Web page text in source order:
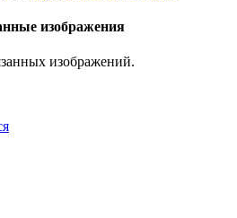
изображения
изображений.